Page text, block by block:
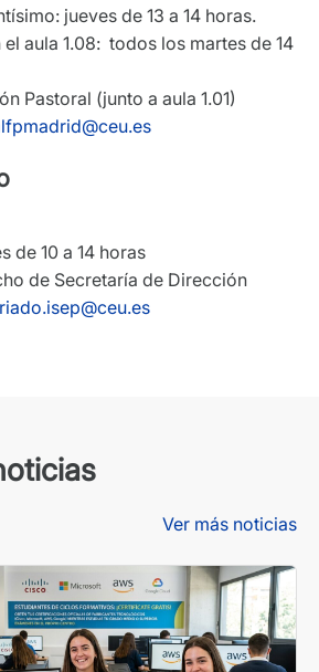
jueves de 13 a 14 horas.
el aula 1.08: todos los martes de 14
Pastoral (junto a aula 1.01)
de 10 a 14 horas
de Secretaría de Dirección
Ver más noticias